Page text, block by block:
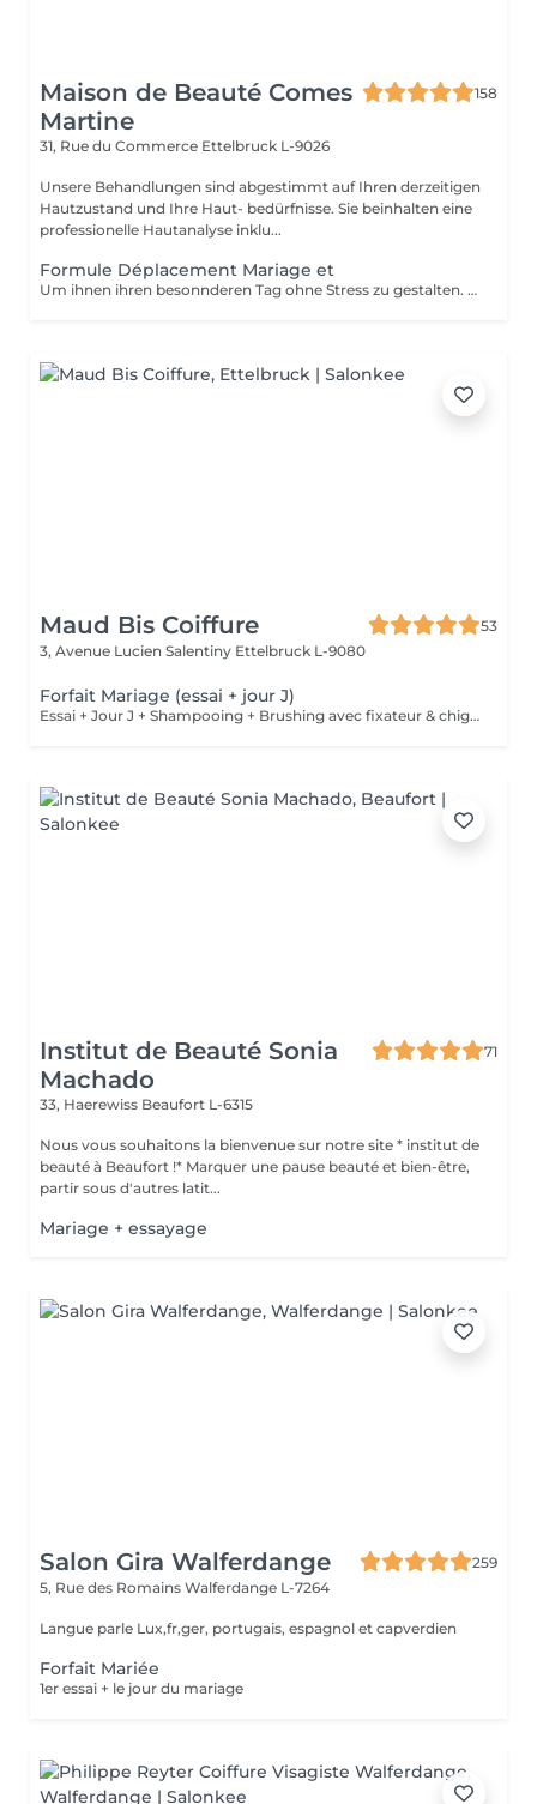
Maison de Beauté Comes
Martine
158
31, Rue du Commerce Ettelbruck L-9026
Unsere Behandlungen sind abgestimmt auf Ihren derzeitigen
Hautzustand und Ihre Haut- bedürfnisse. Sie beinhalten eine
professionelle Hautanalyse inklu...
Formule Déplacement Mariage et
Um ihnen ihren besonnderen Tag ohne Stress zu gestalten. Kommen wir fürs Styling zu ihnen. ab 4 Personen Auf Anfrage ...
Maud Bis Coiffure
53
3, Avenue Lucien Salentiny Ettelbruck L-9080
Forfait Mariage (essai + jour J)
Essai + Jour J + Shampooing + Brushing avec fixateur & chignon
Institut de Beauté Sonia
Machado
71
33, Haerewiss Beaufort L-6315
Nous vous souhaitons la bienvenue sur notre site * institut de
beauté à Beaufort !* Marquer une pause beauté et bien-être,
partir sous d'autres latit...
Mariage + essayage
Salon Gira Walferdange
259
5, Rue des Romains Walferdange L-7264
Langue parle Lux,fr,ger, portugais, espagnol et capverdien
Forfait Mariée
1er essai + le jour du mariage